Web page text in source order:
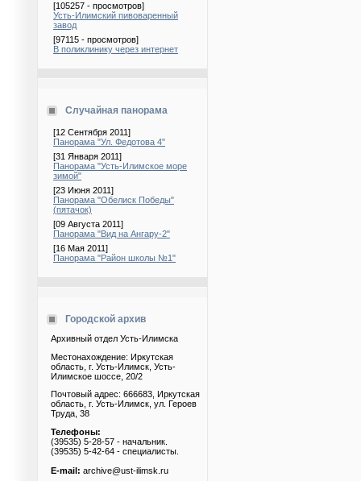
[105257 - просмотров]
Усть-Илимский пивоваренный
завод
[97115 - просмотров]
В поликлинику через интернет
Случайная панорама
[12 Сентября 2011]
Панорама "Ул. Федотова 4"
[31 Января 2011]
Панорама "Усть-Илимское море
зимой"
[23 Июня 2011]
Панорама "Обелиск Победы"
(пятачок)
[09 Августа 2011]
Панорама "Вид на Ангару-2"
[16 Мая 2011]
Панорама "Район школы №1"
Городской архив
Архивный отдел Усть-Илимска
Местонахождение: Иркутская
область, г. Усть-Илимск, Усть-
Илимское шоссе, 20/2
Почтовый адрес: 666683, Иркутская
область, г. Усть-Илимск, ул. Героев
Труда, 38
Телефоны:
(39535) 5-28-57 - начальник.
(39535) 5-42-64 - специалисты.
E-mail: archive@ust-ilimsk.ru